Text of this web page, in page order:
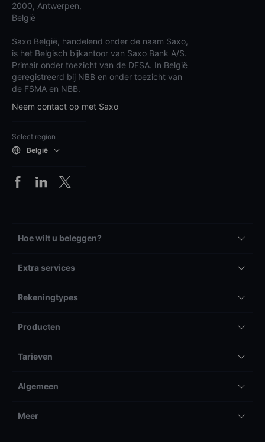
2000, Antwerpen,
België
Saxo België, handelend onder de naam Saxo,
is het Belgisch bijkantoor van Saxo Bank A/S.
Primair onder toezicht van de DFSA. In België
geregistreerd bij NBB en onder toezicht van
de FSMA en NBB.
Neem contact op met Saxo
Select region
België
Hoe wilt u beleggen?
Extra services
Rekeningtypes
Producten
Tarieven
Algemeen
Meer